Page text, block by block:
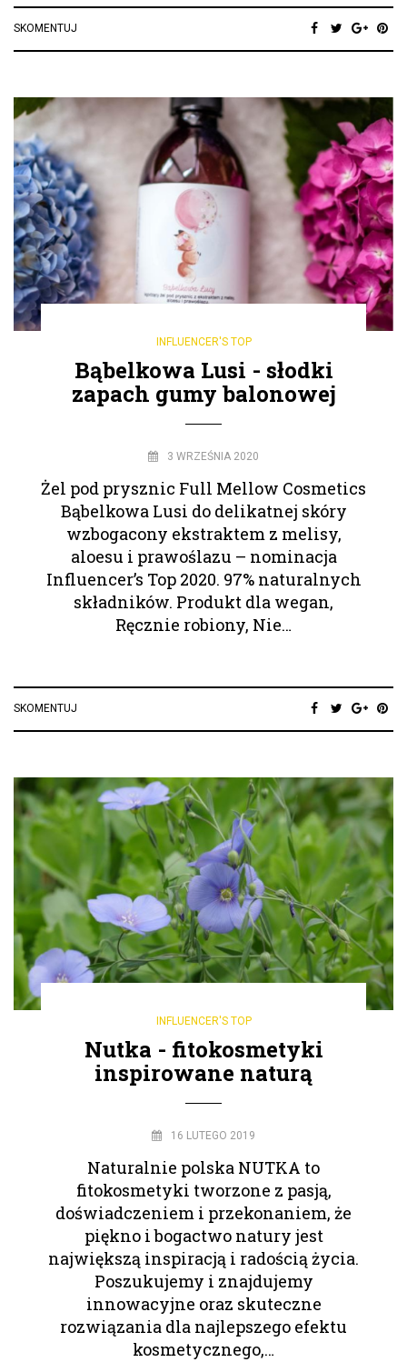
SKOMENTUJ
INFLUENCER'S TOP
Bąbelkowa Lusi - słodki
zapach gumy balonowej
3 WRZEŚNIA 2020
Żel pod prysznic Full Mellow Cosmetics
Bąbelkowa Lusi do delikatnej skóry
wzbogacony ekstraktem z melisy,
aloesu i prawoślazu – nominacja
Influencer’s Top 2020. 97% naturalnych
składników. Produkt dla wegan,
Ręcznie robiony, Nie…
SKOMENTUJ
INFLUENCER'S TOP
Nutka - fitokosmetyki
inspirowane naturą
16 LUTEGO 2019
Naturalnie polska NUTKA to
fitokosmetyki tworzone z pasją,
doświadczeniem i przekonaniem, że
piękno i bogactwo natury jest
największą inspiracją i radością życia.
Poszukujemy i znajdujemy
innowacyjne oraz skuteczne
rozwiązania dla najlepszego efektu
kosmetycznego,…